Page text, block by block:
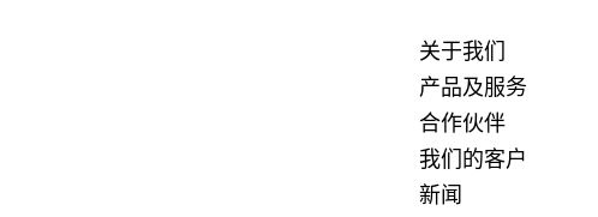
关于我们
产品及服务
合作伙伴
我们的客户
新闻